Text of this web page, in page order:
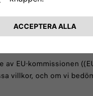
att
EU-kommissionen
villkor, och om vi